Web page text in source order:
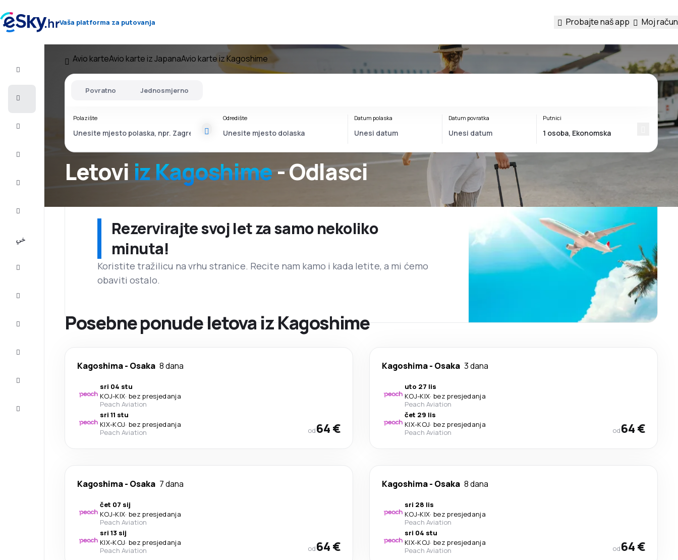
Vaša platforma za putovanja Probajte naš app Moj račun
Avio karteAvio karte iz JapanaAvio karte iz Kagoshime
Letovi iz Kagoshime- Odlasci
Povratno Jednosmjerno
Polazište Odredište Datum polaska Datum povratka Putnici
Rezervirajte svoj let za samo nekoliko
minuta!
Koristite tražilicu na vrhu stranice. Recite nam kamo i kada letite, a mi ćemo
obaviti ostalo.
Posebne ponude letova iz Kagoshime
Kagoshima- Osaka 8 dana
sri 04 stu
KOJ-KIX· bez presjedanja
Peach Aviation
sri 11 stu
KIX-KOJ· bez presjedanja
Peach Aviation
od64 €
Kagoshima- Osaka 3 dana
uto 27 lis
KOJ-KIX· bez presjedanja
Peach Aviation
čet 29 lis
KIX-KOJ· bez presjedanja
Peach Aviation
od64 €
Kagoshima- Osaka 7 dana
čet 07 sij
KOJ-KIX· bez presjedanja
Peach Aviation
sri 13 sij
KIX-KOJ· bez presjedanja
Peach Aviation
od64 €
Kagoshima- Osaka 8 dana
sri 28 lis
KOJ-KIX· bez presjedanja
Peach Aviation
sri 04 stu
KIX-KOJ· bez presjedanja
Peach Aviation
od64 €